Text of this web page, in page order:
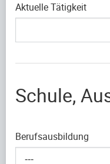
Aktuelle Tätigkeit
Schule,
Berufsausbildung
---